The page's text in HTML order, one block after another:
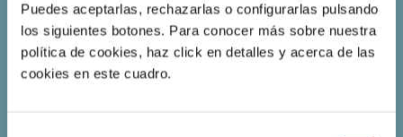
Puedes aceptarlas, rechazarlas o configurarlas pulsando
los siguientes botones. Para conocer más sobre nuestra
política de cookies, haz click en detalles y acerca de las
cookies en este cuadro.